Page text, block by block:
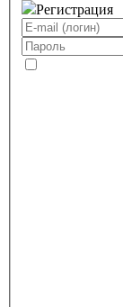
Регистрация